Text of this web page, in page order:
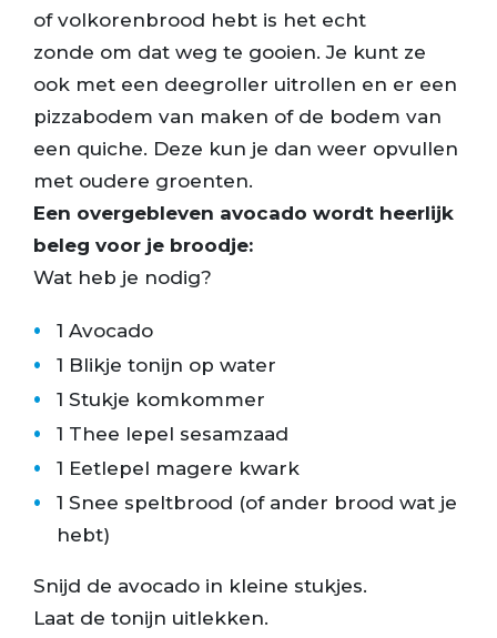
of volkorenbrood hebt is het echt
zonde om dat weg te gooien. Je kunt ze
ook met een deegroller uitrollen en er een
pizzabodem van maken of de bodem van
een quiche. Deze kun je dan weer opvullen
met oudere groenten.
Een overgebleven avocado wordt heerlijk
beleg voor je broodje:
Wat heb je nodig?
1 Avocado
1 Blikje tonijn op water
1 Stukje komkommer
1 Thee lepel sesamzaad
1 Eetlepel magere kwark
1 Snee speltbrood (of ander brood wat je
hebt)
Snijd de avocado in kleine stukjes.
Laat de tonijn uitlekken.